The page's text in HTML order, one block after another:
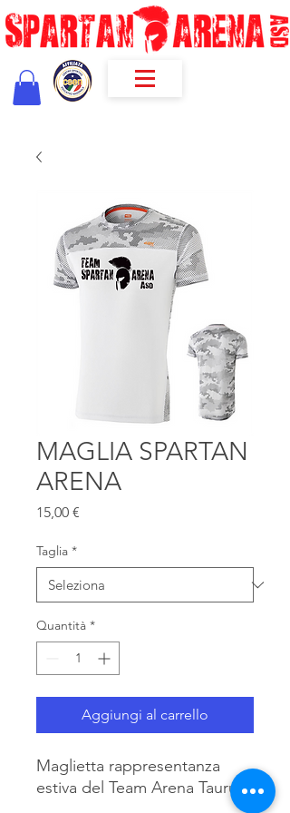
MAGLIA SPARTAN
ARENA
15,00 €
Taglia *
Quantità *
Aggiungi al carrello
Maglietta rappresentanza
estiva del Team Arena Taurus